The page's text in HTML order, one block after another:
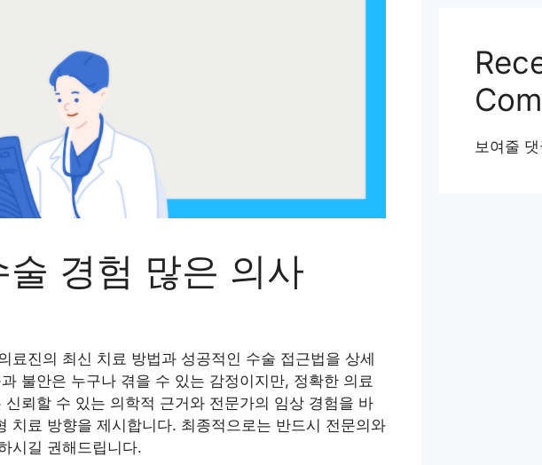
경험 많은 의사
료진의 최신 치료 방법과 성공적인 수술 접근법을 상세
불안은 누구나 겪을 수 있는 감정이지만, 정확한 의료
뢰할 수 있는 의학적 근거와 전문가의 임상 경험을 바
치료 방향을 제시합니다. 최종적으로는 반드시 전문의와
시길 권해드립니다.
보여줄